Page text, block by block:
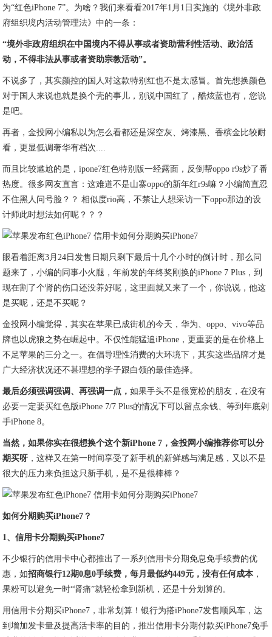
为“红色iPhone 7”。为啥？我们来看看2017年1月1日实施的《境外非政
府组织境内活动管理法》中的一条：
“境外非政府组织在中国境内不得从事或者资助营利性活动、政治活
动，不得非法从事或者资助宗教活动”。
不说多了，其实颜控的国人对这款特别红也不是太感冒。首先想换颜色
对于国人来说也就是换个壳的事儿，别说中国红了，酷炫蓝也有，您说
是吧。
再者，金投网小编私以为怎么看都还是深空灰、烤漆黑、香槟金比较耐
看，更显低调奢华有档次....
而且比较尴尬的是，ipone7红色特别版一经露面，反倒帮oppo r9s炒了番
热度。很多网友直言：这难道不是山寨oppo的新年红r9s嘛？小编简直忍
不住黑人问号脸？？ 相似度rio高，不禁让人想采访一下oppo那边的设
计师此时想法如何呢？？？
眼看着距离3月24日发售日期只剩下最后十几个小时的倒计时，那么问
题来了，小编的同事小火腿，年前发的年终奖刚换的iPhone 7 Plus，到
现在割了个肾的伤口还没养好呢，这里面就又来了一个，你说说，他这
是买呢，还是不买呢？
金投网小编觉得，其实在苹果已成街机的今天，华为、oppo、vivo等品
牌也以虎狼之势在崛起中。不仅性能猛追iPhone，更重要的是在价格上
不足苹果的三分之一。在倡导理性消费的大环境下，其实这些品牌才是
广大经济状况还不甚理想的学子跟白领的最佳选择。
最后必须强调强调、再强调一点，如果手头不是很宽松的朋友，在没有
必要一定要买红色版iPhone 7/7 Plus的情况下可以留点余钱、等到年底剁
手iPhone 8。
当然，如果你实在很想换个这个新iPhone 7，金投网小编推荐你可以分
期买呀 ，这样又在第一时间享受了新手机的新鲜感与满足感，又以不是
很大的压力来负担这只新手机，是不是很棒棒？
如何分期购买iPhone7？
1、信用卡分期购买iPhone7
不少银行的信用卡中心都推出了一系列信用卡分期免息免手续费的优
惠，如招商银行12期0息0手续费，每月最低约449元，没有任何成本 ，
果粉可以避免一时“肾痛”就轻松拿到新机，还是十分划算的。
用信用卡分期买iPhone7，非常划算！银行为搭iPhone7发售顺风车，达
到增加发卡量及提高活卡率的目的，推出信用卡分期付款买iPhone7免手